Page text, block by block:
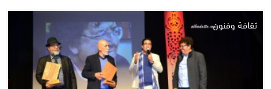
ثقافة وفنون